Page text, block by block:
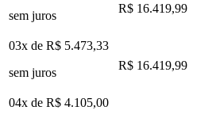
sem juros
R$ 16.419,99
03x de R$ 5.473,33
sem juros
R$ 16.419,99
04x de R$ 4.105,00